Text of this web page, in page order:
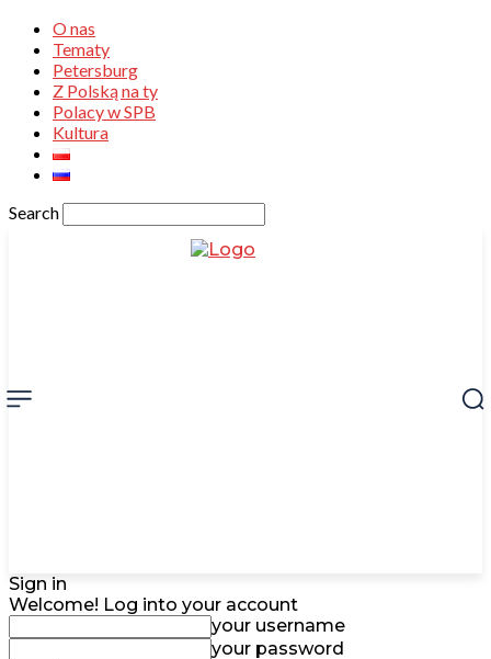
O nas
Tematy
Petersburg
Z Polską na ty
Polacy w SPB
Kultura
Search
Sign in
Welcome! Log into your account
your username
your password